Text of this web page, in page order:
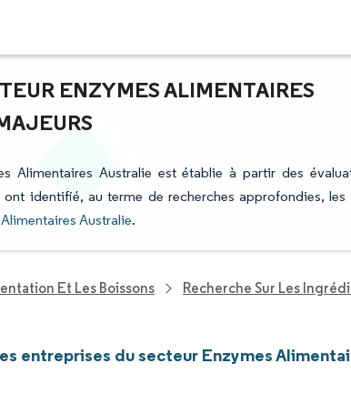
ENZYMES ALIMENTAIRES
Alimentaires Australie est établie à partir des
identifié, au terme de recherches approfondies, les
Australie.
Et Les Boissons Recherche Sur Les
entreprises du secteur Enzymes